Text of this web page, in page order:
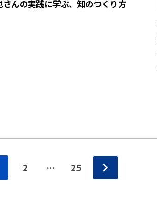
んの実践に学ぶ、知のつくり方
2 … 25